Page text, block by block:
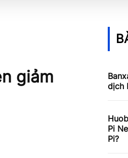
giảm
dịch
Pi
Pi?